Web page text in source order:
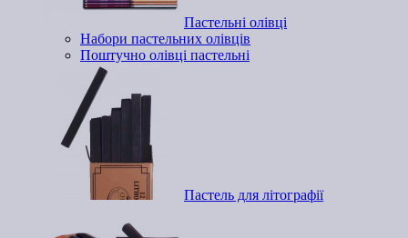
Пастельні олівці
Набори пастельних олівців
Поштучно олівці пастельні
Пастель для літографії